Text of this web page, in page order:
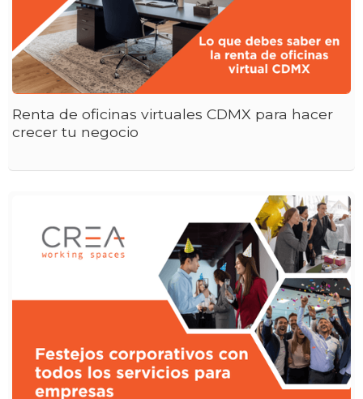
Renta de oficinas virtuales CDMX para hacer
crecer tu negocio